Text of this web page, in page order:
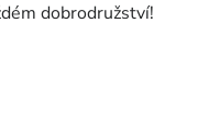
dobrodružství!